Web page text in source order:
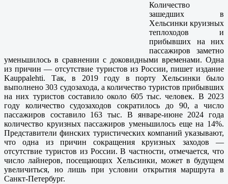
Количество
зашедших в
Хельсинки круизных
теплоходов и
прибывших на них
пассажиров заметно
уменьшилось в сравнении с доковидными временами. Одна
из причин — отсутствие туристов из России, пишет издание
Kauppalehti. Так, в 2019 году в порту Хельсинки было
выполнено 303 судозахода, а количество туристов прибывших
на них туристов составило около 605 тыс. человек. В 2023
году количество судозаходов сократилось до 90, а число
пассажиров составило 163 тыс. В январе-июне 2024 года
количество круизных пассажиров уменьшилось еще на 14%.
Представители финских туристических компаний указывают,
что одна из причин сокращения круизных заходов —
отсутствие туристов из России. В частности, отмечается, что
число лайнеров, посещающих Хельсинки, может в будущем
увеличиться, но лишь при условии открытия маршрута в
Санкт-Петербург.